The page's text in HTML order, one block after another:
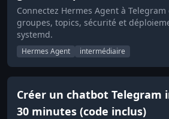
Connectez Hermes Agent à
groupes, topics, sécurité et
systemd.
Hermes Agent intermédiaire
Créer un chatbot Telegram
30 minutes (code inclus)